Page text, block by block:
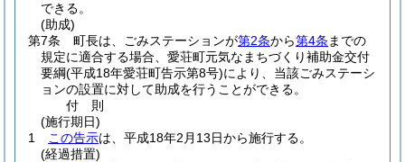
できる。
(助成)
第7条
町長は、ごみステーションが第2条から第4条 までの
規定に適合する場合、愛荘町元気なまちづくり補助金交付
要綱(平成18年愛荘町告示第8号)により、当該ごみステーシ
ョンの設置に対して助成を行うことができる。
付 則
(施行期日)
1
この告示は、平成18年2月13日から施行する。
(経過措置)